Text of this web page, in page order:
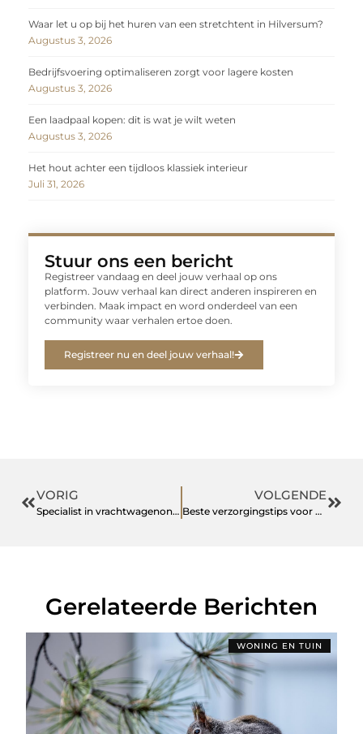
Waar let u op bij het huren van een stretchtent in Hilversum?
Augustus 3, 2026
Bedrijfsvoering optimaliseren zorgt voor lagere kosten
Augustus 3, 2026
Een laadpaal kopen: dit is wat je wilt weten
Augustus 3, 2026
Het hout achter een tijdloos klassiek interieur
Juli 31, 2026
Stuur ons een bericht
Registreer vandaag en deel jouw verhaal op ons
platform. Jouw verhaal kan direct anderen inspireren en
verbinden. Maak impact en word onderdeel van een
community waar verhalen ertoe doen.
Registreer nu en deel jouw verhaal!
VORIG
Specialist in vrachtwagenonderdelen garandeert kwaliteit en beschikbaarheid
VOLGENDE
Beste verzorgingstips voor krullend haar
Gerelateerde Berichten
WONING EN TUIN